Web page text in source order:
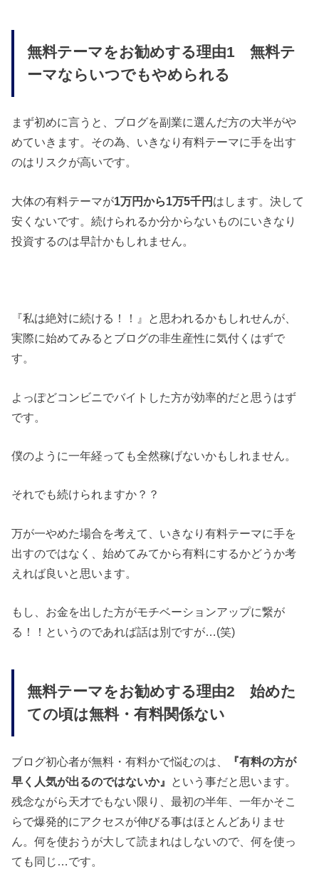
無料テーマをお勧めする理由1 無料テ
ーマならいつでもやめられる
まず初めに言うと、ブログを副業に選んだ方の大半がや
めていきます。その為、いきなり有料テーマに手を出す
のはリスクが高いです。
大体の有料テーマが1万円から1万5千円 はします。決して
安くないです。続けられるか分からないものにいきなり
投資するのは早計かもしれません。
『私は絶対に続ける！！』と思われるかもしれせんが、
実際に始めてみるとブログの非生産性に気付くはずで
す。
よっぽどコンビニでバイトした方が効率的だと思うはず
です。
僕のように一年経っても全然稼げないかもしれません。
それでも続けられますか？？
万が一やめた場合を考えて、いきなり有料テーマに手を
出すのではなく、始めてみてから有料にするかどうか考
えれば良いと思います。
もし、お金を出した方がモチベーションアップに繋が
る！！というのであれば話は別ですが…(笑)
無料テーマをお勧めする理由2 始めた
ての頃は無料・有料関係ない
ブログ初心者が無料・有料かで悩むのは、
『有料の方が
早く人気が出るのではないか』 という事だと思います。
残念ながら天才でもない限り、最初の半年、一年かそこ
らで爆発的にアクセスが伸びる事はほとんどありませ
ん。何を使おうが大して読まれはしないので、何を使っ
ても同じ…です。